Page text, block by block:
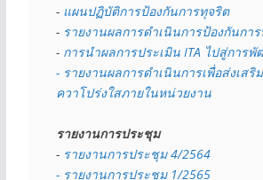
- แผนปฏิบัติการป้องกันการทุจริต
- รายงานผลการดำเนินการป้องกันกา
- การนำผลการประเมิน ITA ไปสู่การ
- รายงานผลการดำเนินการเพื่อส่งเส
ควาโปร่งใสภายในหน่วยงาน
รายงานการประชุม
- รายงานการประชุม 4/2564
- รายงานการประชุม 1/2565